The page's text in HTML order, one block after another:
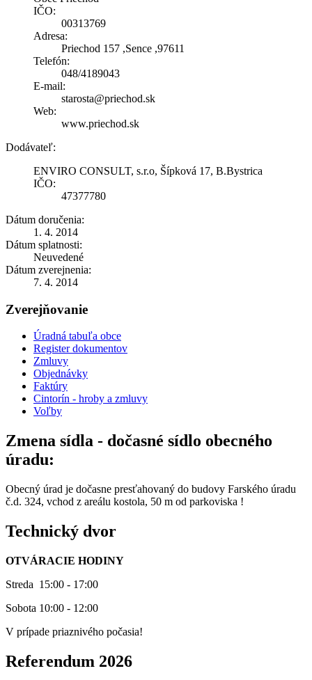
IČO:
00313769
Adresa:
Priechod 157 ,Sence ,97611
Telefón:
048/4189043
E-mail:
starosta@priechod.sk
Web:
www.priechod.sk
Dodávateľ:
ENVIRO CONSULT, s.r.o, Šípková 17, B.Bystrica
IČO:
47377780
Dátum doručenia:
1. 4. 2014
Dátum splatnosti:
Neuvedené
Dátum zverejnenia:
7. 4. 2014
Zverejňovanie
Úradná tabuľa obce
Register dokumentov
Zmluvy
Objednávky
Faktúry
Cintorín - hroby a zmluvy
Voľby
Zmena sídla - dočasné sídlo obecného
úradu:
Obecný úrad je dočasne presťahovaný do budovy Farského úradu
č.d. 324, vchod z areálu kostola, 50 m od parkoviska !
Technický dvor
OTVÁRACIE HODINY
Streda 15:00 - 17:00
Sobota 10:00 - 12:00
V prípade priaznivého počasia!
Referendum 2026